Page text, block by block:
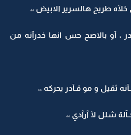
طريح هالسرير الابيض ،،
، آو بالاصح حس انها خدرآنه من
ثقيل و مو قـآدر يحركه ،،
شلل لآ آرآدي ،،